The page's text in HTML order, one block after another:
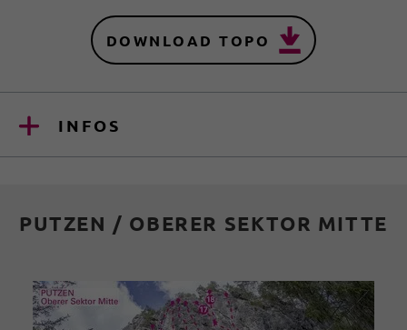
DOWNLOAD TOPO
INFOS
PUTZEN / OBERER SEKTOR MITTE